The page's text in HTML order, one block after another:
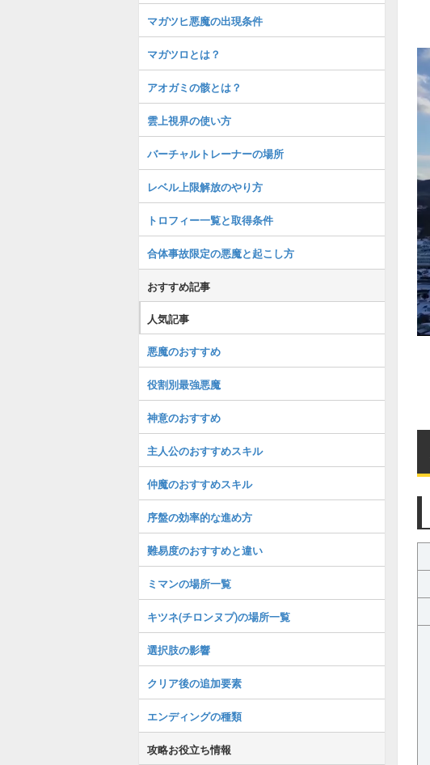
マガツヒ悪魔の出現条件
マガツロとは？
アオガミの骸とは？
雲上視界の使い方
バーチャルトレーナーの場所
レベル上限解放のやり方
トロフィー一覧と取得条件
合体事故限定の悪魔と起こし方
おすすめ記事
人気記事
悪魔のおすすめ
役割別最強悪魔
神意のおすすめ
主人公のおすすめスキル
仲魔のおすすめスキル
序盤の効率的な進め方
難易度のおすすめと違い
ミマンの場所一覧
キツネ(チロンヌプ)の場所一覧
選択肢の影響
クリア後の追加要素
エンディングの種類
攻略お役立ち情報